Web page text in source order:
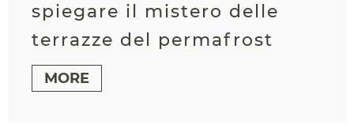
spiegare il mistero delle
terrazze del permafrost
MORE